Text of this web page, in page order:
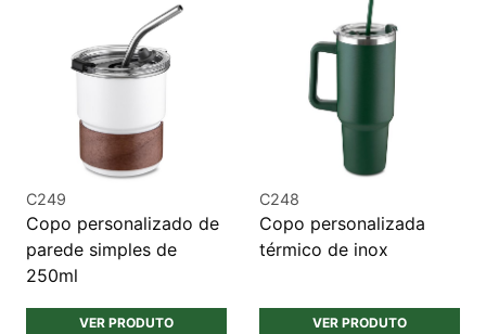
C249
Copo personalizado de
parede simples de
250ml
VER PRODUTO
C248
Copo personalizada
térmico de inox
VER PRODUTO